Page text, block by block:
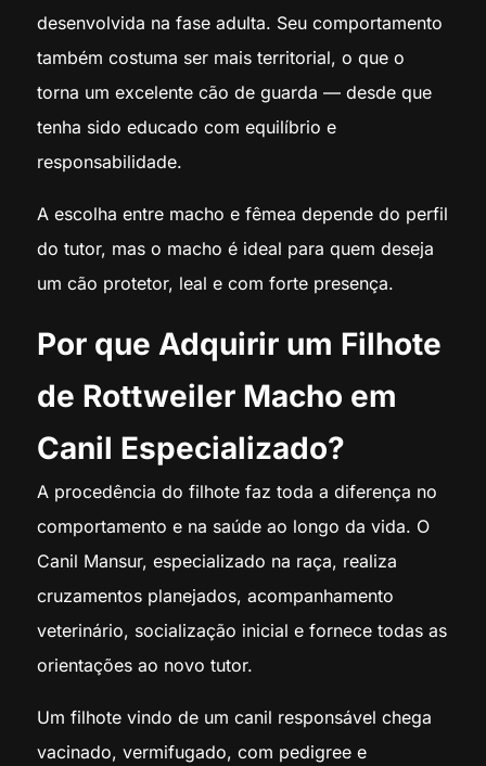
desenvolvida na fase adulta. Seu comportamento
também costuma ser mais territorial, o que o
torna um excelente cão de guarda — desde que
tenha sido educado com equilíbrio e
responsabilidade.
A escolha entre macho e fêmea depende do perfil
do tutor, mas o macho é ideal para quem deseja
um cão protetor, leal e com forte presença.
Por que Adquirir um Filhote
de Rottweiler Macho em
Canil Especializado?
A procedência do filhote faz toda a diferença no
comportamento e na saúde ao longo da vida. O
Canil Mansur, especializado na raça, realiza
cruzamentos planejados, acompanhamento
veterinário, socialização inicial e fornece todas as
orientações ao novo tutor.
Um filhote vindo de um canil responsável chega
vacinado, vermifugado, com pedigree e